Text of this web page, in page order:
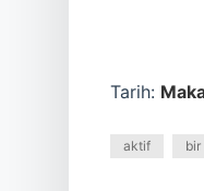
Tarih:
aktif bir